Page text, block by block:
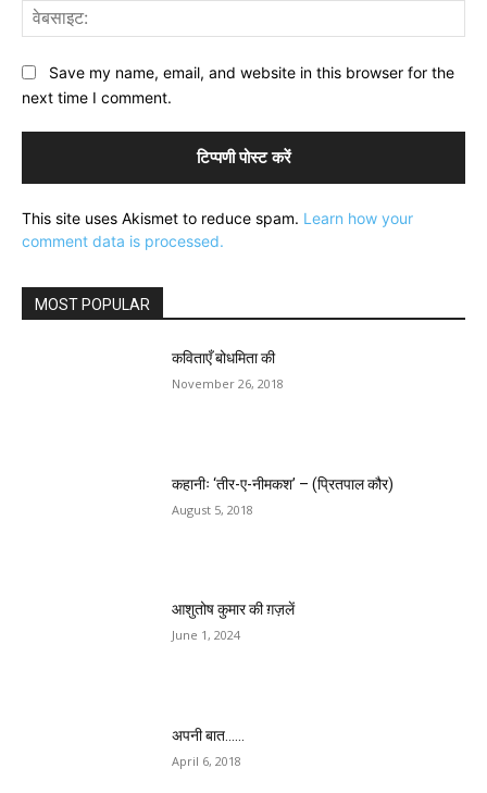
Save my name, email, and website in this browser for the
next time I comment.
This site uses Akismet to reduce spam. Learn how your
comment data is processed.
MOST POPULAR
कविताएँ बोधमिता की
November 26, 2018
कहानीः ‘तीर-ए-नीमकश’ – (प्रितपाल कौर)
August 5, 2018
आशुतोष कुमार की ग़ज़लें
June 1, 2024
अपनी बात……
April 6, 2018